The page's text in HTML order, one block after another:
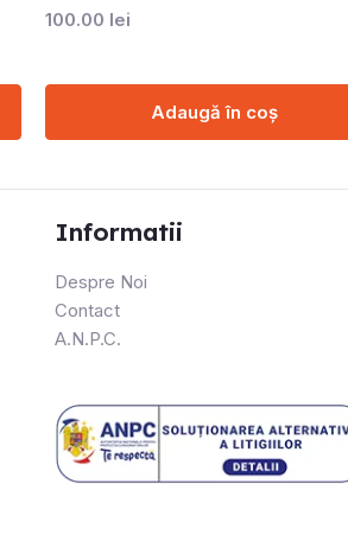
100.00 lei
Adaugă în coș
Informatii
Despre Noi
Contact
A.N.P.C.